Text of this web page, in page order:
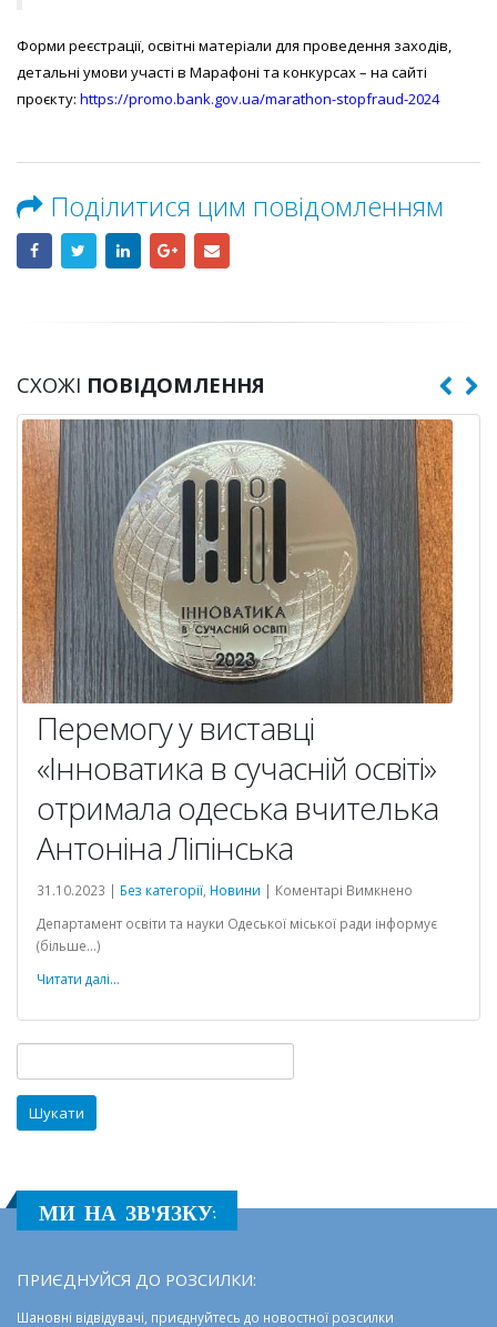
Форми реєстрації, освітні матеріали для проведення заходів,
детальні умови участі в Марафоні та конкурсах – на сайті
проєкту: https://promo.bank.gov.ua/marathon-stopfraud-2024
Поділитися цим повідомленням
СХОЖІ ПОВІДОМЛЕННЯ
Перемогу у виставці
«Інноватика в сучасній освіті»
отримала одеська вчителька
Антоніна Ліпінська
31.10.2023 | Без категорії Новини | Коментарі Вимкнено
у
сучасній
Департамент освіти та науки Одеської міської ради інформує
(більше…)
Читати далі...
МИ НА ЗВ'ЯЗКУ:
ПРИЄДНУЙСЯ ДО РОЗСИЛКИ:
Шановні відвідувачі, приєднуйтесь до новостної розсилки